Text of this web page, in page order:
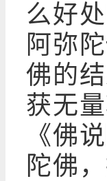
么好
阿弥
佛的
获无
《佛
陀佛